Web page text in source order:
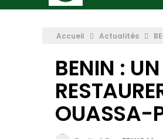
Accueil Actualités
BENIN :
OUASSA-